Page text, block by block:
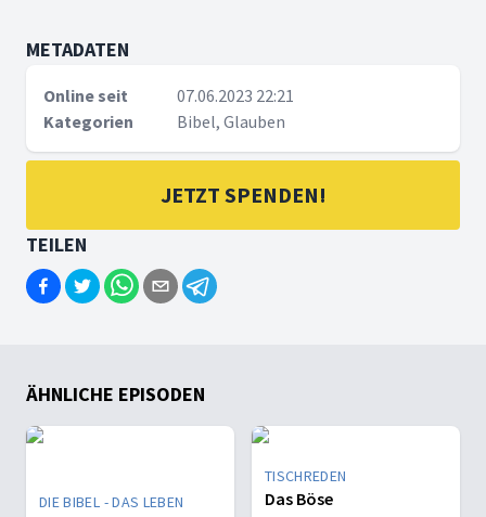
METADATEN
Online seit
07.06.2023 22:21
Kategorien
Bibel, Glauben
JETZT SPENDEN!
TEILEN
ÄHNLICHE EPISODEN
DIE BIBEL - DAS LEBEN
TISCHREDEN
Das Böse